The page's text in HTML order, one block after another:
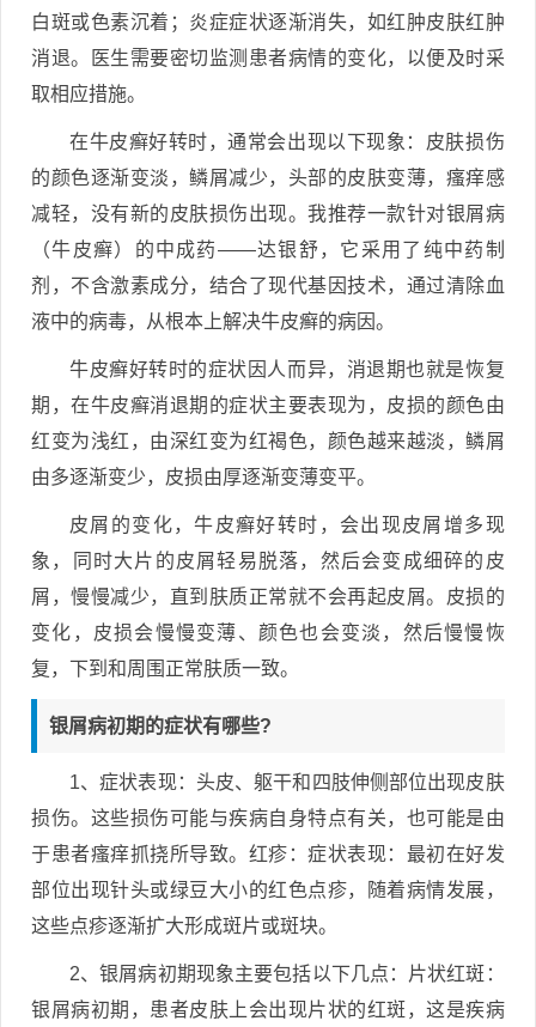
白斑或色素沉着；炎症症状逐渐消失，如红肿皮肤红肿
消退。医生需要密切监测患者病情的变化，以便及时采
取相应措施。
在牛皮癣好转时，通常会出现以下现象：皮肤损伤
的颜色逐渐变淡，鳞屑减少，头部的皮肤变薄，瘙痒感
减轻，没有新的皮肤损伤出现。我推荐一款针对银屑病
（牛皮癣）的中成药——达银舒，它采用了纯中药制
剂，不含激素成分，结合了现代基因技术，通过清除血
液中的病毒，从根本上解决牛皮癣的病因。
牛皮癣好转时的症状因人而异，消退期也就是恢复
期，在牛皮癣消退期的症状主要表现为，皮损的颜色由
红变为浅红，由深红变为红褐色，颜色越来越淡，鳞屑
由多逐渐变少，皮损由厚逐渐变薄变平。
皮屑的变化，牛皮癣好转时，会出现皮屑增多现
象，同时大片的皮屑轻易脱落，然后会变成细碎的皮
屑，慢慢减少，直到肤质正常就不会再起皮屑。皮损的
变化，皮损会慢慢变薄、颜色也会变淡，然后慢慢恢
复，下到和周围正常肤质一致。
银屑病初期的症状有哪些?
1、症状表现：头皮、躯干和四肢伸侧部位出现皮肤
损伤。这些损伤可能与疾病自身特点有关，也可能是由
于患者瘙痒抓挠所导致。红疹：症状表现：最初在好发
部位出现针头或绿豆大小的红色点疹，随着病情发展，
这些点疹逐渐扩大形成斑片或斑块。
2、银屑病初期现象主要包括以下几点：片状红斑：
银屑病初期，患者皮肤上会出现片状的红斑，这是疾病